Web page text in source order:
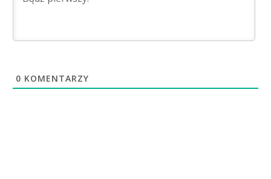
0 KOMENTARZY